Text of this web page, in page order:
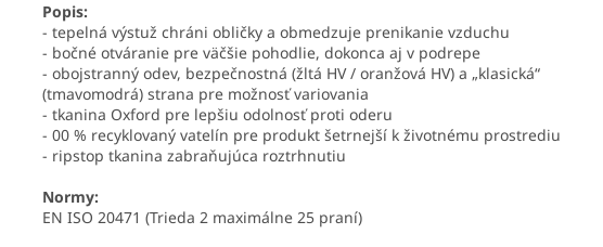
Popis:
- tepelná výstuž chráni obličky a obmedzuje prenikanie vzduchu
- bočné otváranie pre väčšie pohodlie, dokonca aj v podrepe
- obojstranný odev, bezpečnostná (žltá HV / oranžová HV) a „klasická“
(tmavomodrá) strana pre možnosť variovania
- tkanina Oxford pre lepšiu odolnosť proti oderu
- 00 % recyklovaný vatelín pre produkt šetrnejší k životnému prostrediu
- ripstop tkanina zabraňujúca roztrhnutiu
Normy:
EN ISO 20471 (Trieda 2 maximálne 25 praní)